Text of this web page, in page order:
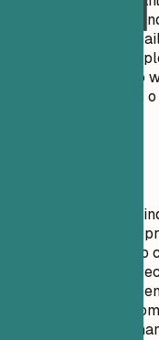
Assicurati che il tuo
per una visione
Un portfolio o un sito
ruoli creativi, tecnici
Non includere il tuo
civico) per motivi di
personali come
meno che non sia
NON usare indirizzi
con soprannomi o
usa ArtStation o